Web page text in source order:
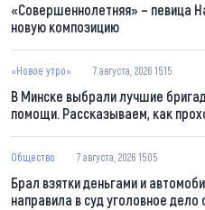
«Совершеннолетняя» – певица
новую композицию
«Новое утро» 7 августа, 2026 15:15
В Минске выбрали лучшие
помощи. Рассказываем, как
Общество 7 августа, 2026 15:05
Брал взятки деньгами и
направила в суд уголовное дело